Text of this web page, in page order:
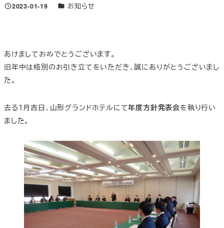
投稿日
2023-01-19 ブログカテゴリ
お知らせ
あけましておめでとうございます。
旧年中は格別のお引き立てをいただき、誠にありがとうございまし
た。
去る１月吉日、山形グランドホテルにて年度方針発表会を執り行い
ました。